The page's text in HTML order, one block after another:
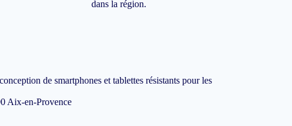
dans la région.
de smartphones et tablettes résistants pour les
Aix-en-Provence